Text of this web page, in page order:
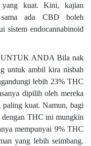
yang kuat. Kini, kajian
ada CBD boleh
sistem endocannabinoid
ANDA Bila nak
untuk ambil kira nisbah
lebih 23% THC
dipilih oleh mereka
paling kuat. Namun, bagi
dengan THC ini mungkin
mempunyai 9% THC
yang lebih seimbang.